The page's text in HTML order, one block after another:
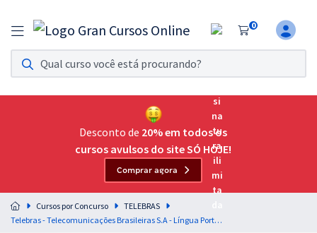
0
Assinatura Ilimitada 11
Acesso a todos os cursos. Teste grátis por 7 dias!
Assinatura OAB Até Passar
Acesso ilimitado a toda preparação para o Exame da
Residências Multiprofissionais
Preparação completa e intensiva para as principais
residências em saúde do Brasil
Desconto de 20% em todos os
cursos avulsos do site SÓ HOJE!
Comprar agora
Cursos por Concurso
TELEBRAS
Telebras - Telecomunicações Brasileiras S.A - Língua Portuguesa para o Cargo 1: Especialista em Gestão de Telecomunicações – Advogado